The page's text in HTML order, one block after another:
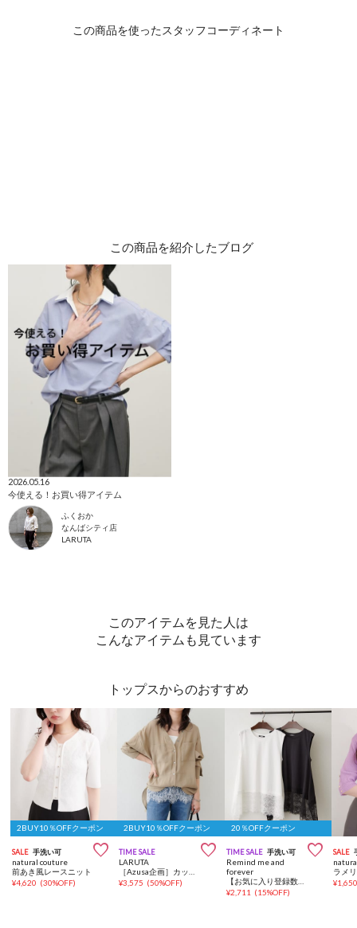
この商品を紹介したブログ
2026.05.16
今使える！お買い得アイテム
ふくおか
なんばシティ店
LARUTA
このアイテムを見た人は
こんなアイテムも見ています
トップスからのおすすめ
2BUY10％OFFクーポン
SALE 手洗い可 
natural couture
前あき風レースニット
¥4,620 (30%OFF)
2BUY10％OFFクーポン
TIME SALE 
LARUTA
［Azusa企画］カップ付きレースレイヤードキャミ
¥3,575 (50%OFF)
20％OFFクーポン
TIME SALE 手洗い可 
Remind me and
forever
【お気に入り登録数1万突破！】【プチプラ/即着映え！】裾レースノースリプルオーバー
¥2,711 (15%OFF)
SALE
ラメ
¥